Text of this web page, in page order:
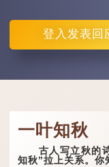
登入 发表回
一叶知秋
古人写立秋的诗
知秋”拉上关系。你